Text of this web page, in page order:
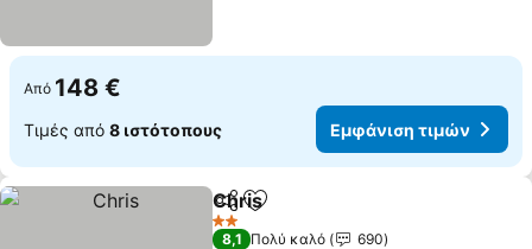
Από 148 €
Τιμές από 8 ιστότοπους Εμφάνιση τιμών
Κοινοποίηση
Προσθήκη στα αγαπημένα
Chris
2 Αστέρια
8,1 Πολύ καλό
690